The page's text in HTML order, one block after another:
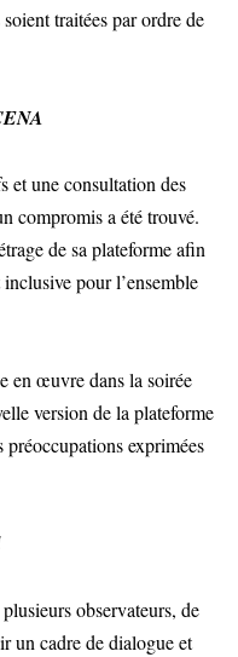
traitées par ordre de
et une consultation des
compromis a été trouvé.
de sa plateforme afin
pour l’ensemble
en œuvre dans la soirée
version de la plateforme
préoccupations exprimées
observateurs, de
un cadre de dialogue et